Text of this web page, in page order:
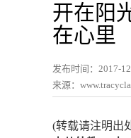
开在阳
在心里
发布时间：2017-
来源：
(转载请注明出